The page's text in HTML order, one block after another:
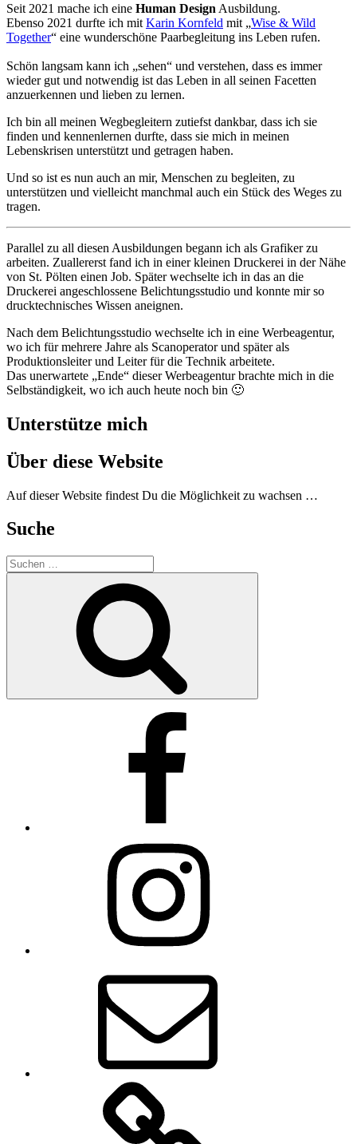
Seit 2021 mache ich eine Human Design Ausbildung.
Ebenso 2021 durfte ich mit Karin Kornfeld mit „Wise & Wild
Together“ eine wunderschöne Paarbegleitung ins Leben rufen.
Schön langsam kann ich „sehen“ und verstehen, dass es immer
wieder gut und notwendig ist das Leben in all seinen Facetten
anzuerkennen und lieben zu lernen.
Ich bin all meinen Wegbegleitern zutiefst dankbar, dass ich sie
finden und kennenlernen durfte, dass sie mich in meinen
Lebenskrisen unterstützt und getragen haben.
Und so ist es nun auch an mir, Menschen zu begleiten, zu
unterstützen und vielleicht manchmal auch ein Stück des Weges zu
tragen.
Parallel zu all diesen Ausbildungen begann ich als Grafiker zu
arbeiten. Zuallererst fand ich in einer kleinen Druckerei in der Nähe
von St. Pölten einen Job. Später wechselte ich in das an die
Druckerei angeschlossene Belichtungsstudio und konnte mir so
drucktechnisches Wissen aneignen.
Nach dem Belichtungsstudio wechselte ich in eine Werbeagentur,
wo ich für mehrere Jahre als Scanoperator und später als
Produktionsleiter und Leiter für die Technik arbeitete.
Das unerwartete „Ende“ dieser Werbeagentur brachte mich in die
Selbständigkeit, wo ich auch heute noch bin 🙂
Unterstütze mich
Über diese Website
Auf dieser Website findest Du die Möglichkeit zu wachsen …
Suche
Suchen
nach: